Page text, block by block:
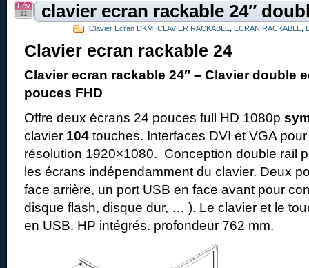
clavier ecran rackable 24″
Fév
11
Clavier Ecran DKM CLAVIER RACKABLE ECRAN RACKABLE
Clavier ecran rackable 24
Clavier ecran rackable 24″ – Clavier double
pouces FHD
Offre deux écrans 24 pouces full HD 1080p
clavier 104 touches. Interfaces DVI et VGA
résolution 1920×1080. Conception double rail
les écrans indépendamment du clavier. Deux
face arrière, un port USB en face avant pour
disque flash, disque dur, … ). Le clavier et le
en USB. HP intégrés. profondeur 762 mm.